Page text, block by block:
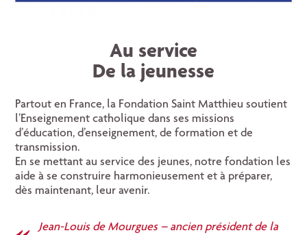
Au service
De la jeunesse
Partout en France, la Fondation Saint Matthieu soutient
l’Enseignement catholique dans ses missions
d’éducation, d’enseignement, de formation et de
transmission.
En se mettant au service des jeunes, notre fondation les
aide à se construire harmonieusement et à préparer,
dès maintenant, leur avenir.
Jean-Louis de Mourgues – ancien président de la